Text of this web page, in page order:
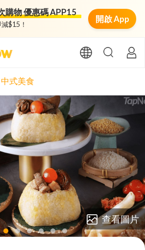
購物 優惠碼 APP15
$15！
開啟 App
中式美食
lens lens lens lens lens lens
查看圖片